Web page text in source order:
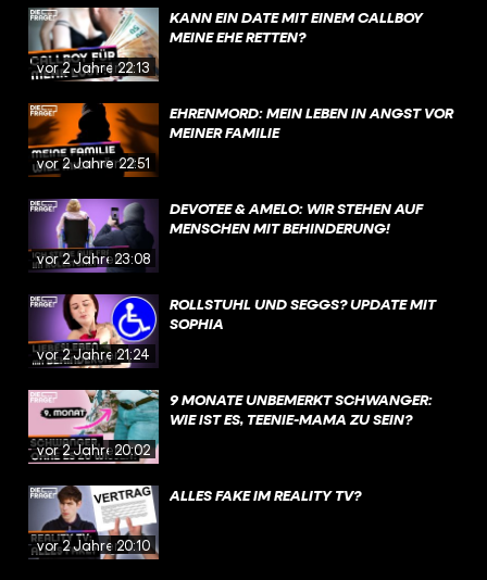
vor 2 Jahren22:13
KANN EIN DATE MIT EINEM CALLBOY
MEINE EHE RETTEN?
vor 2 Jahren22:51
EHRENMORD: MEIN LEBEN IN ANGST VOR
MEINER FAMILIE
vor 2 Jahren23:08
DEVOTEE & AMELO: WIR STEHEN AUF
MENSCHEN MIT BEHINDERUNG!
vor 2 Jahren21:24
ROLLSTUHL UND SEGGS? UPDATE MIT
SOPHIA
vor 2 Jahren20:02
9 MONATE UNBEMERKT SCHWANGER:
WIE IST ES, TEENIE-MAMA ZU SEIN?
vor 2 Jahren20:10
ALLES FAKE IM REALITY TV?